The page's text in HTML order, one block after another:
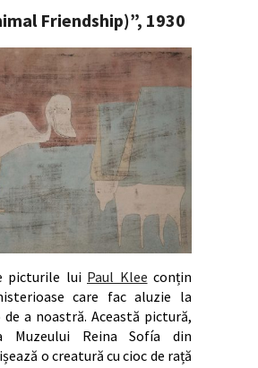
Friendship)”, 1930
picturile lui Paul Klee conțin
care fac aluzie la
a noastră. Această pictură,
Muzeului Reina Sofía din
o creatură cu cioc de rață